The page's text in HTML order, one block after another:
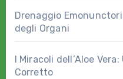
Drenaggio
degli Organi
I Miracoli dell’Aloe
Corretto